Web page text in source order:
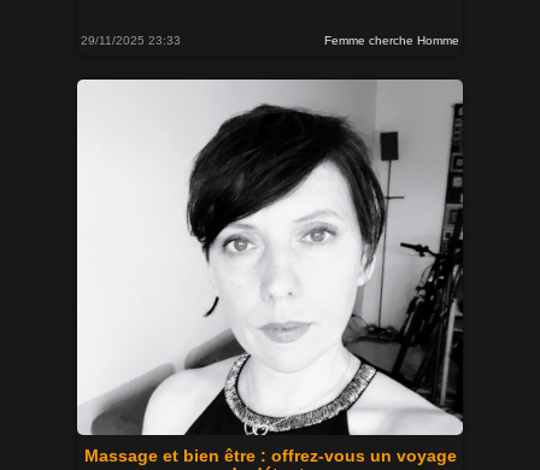
29/11/2025 23:33 Femme cherche Homme
Massage et bien être : offrez-vous un voyage